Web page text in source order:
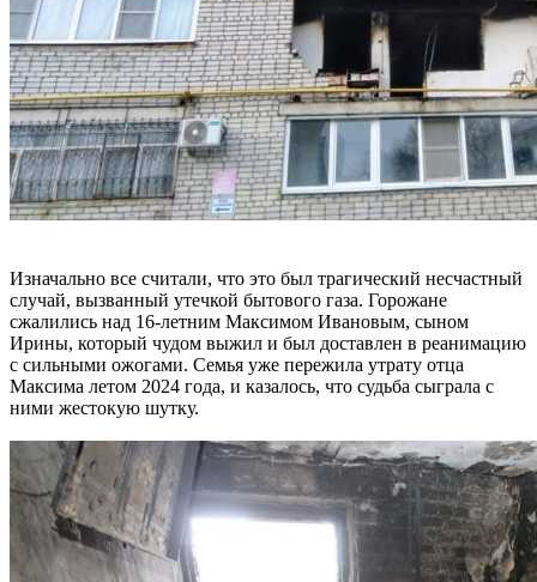
Изначально все считали, что это был трагический несчастный
случай, вызванный утечкой бытового газа. Горожане
сжалились над 16-летним Максимом Ивановым, сыном
Ирины, который чудом выжил и был доставлен в реанимацию
с сильными ожогами. Семья уже пережила утрату отца
Максима летом 2024 года, и казалось, что судьба сыграла с
ними жестокую шутку.